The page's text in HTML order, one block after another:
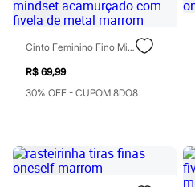
Calcinhas
Cintas e Modeladores
Meias
Pijamas
Sutiãs e Tops
Moda praia
Biquínis
Plus size
Blusas e Camisetas
Cinto Feminino Fino Mindset Acamurçado Com Fivela De Metal Marrom
R$ 69,99
30% OFF - CUPOM 8DO8